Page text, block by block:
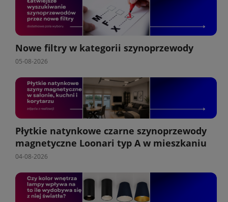
Nowe filtry w kategorii szynoprzewody
05-08-2026
Płytkie natynkowe czarne szynoprzewody
magnetyczne Loonari typ A w mieszkaniu
04-08-2026